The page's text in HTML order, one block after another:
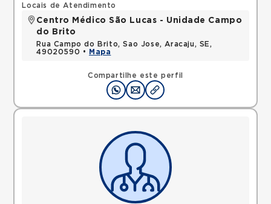
Compartilhe este perfil
Locais de Atendimento
Centro Médico São Lucas - Unidade Campo
do Brito
Rua Campo do Brito, Sao Jose, Aracaju, SE,
49020590 •
Mapa